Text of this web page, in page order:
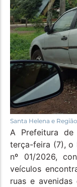
Santa Helena e
Saúde e Bem-
Santa Helena e Região
A Prefeitura de
terça-feira (7), o
nº 01/2026,
veículos
ruas e